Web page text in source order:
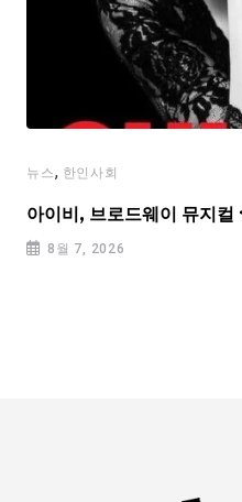
뉴스, 한인사회
아이비, 브로드웨이 뮤지
8월 7, 2026